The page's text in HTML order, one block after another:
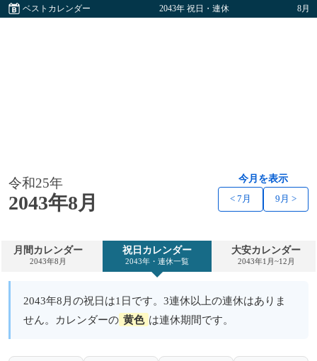
ベストカレンダー 2043年 祝日・連休 8月
令和25年
2043年8月
今月を表示
< 7月 9月 >
月間カレンダー
2043年8月
祝日カレンダー
2043年・連休一覧
大安カレンダー
2043年1月~12月
2043年8月の祝日は1日です。3連休以上の連休はありま
せん。カレンダーの 黄色 は連休期間です。